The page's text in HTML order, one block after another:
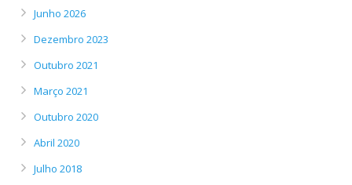
Junho 2026
Dezembro 2023
Outubro 2021
Março 2021
Outubro 2020
Abril 2020
Julho 2018